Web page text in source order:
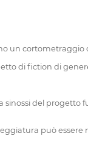
un
di fiction di
sinossi del
può essere